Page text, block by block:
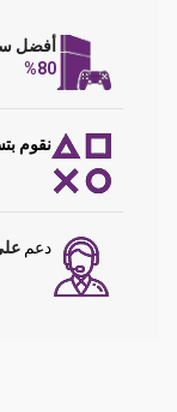
أفضل
80%
نقوم
دعم